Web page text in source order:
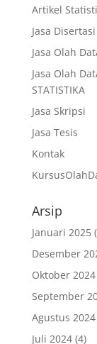
Artikel
Jasa Disertasi
Jasa Olah
Jasa Olah
STATISTIKA
Jasa Skripsi
Jasa Tesis
Kontak
Arsip
Januari 2025
Desember
Oktober 2024
September
Agustus 2024
Juli 2024(4)